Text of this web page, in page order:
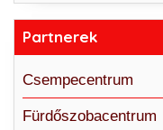
Partnerek
Csempecentrum
Fürdőszobacentrum